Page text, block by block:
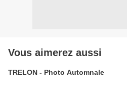
Vous aimerez aussi
TRELON - Photo Automnale